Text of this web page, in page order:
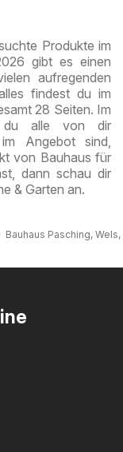
Produkte im
gibt es einen
aufregenden
findest du im
28 Seiten. Im
du alle von dir
Angebot sind,
von Bauhaus für
dann schau dir
& Garten an.
Bauhaus Pasching,